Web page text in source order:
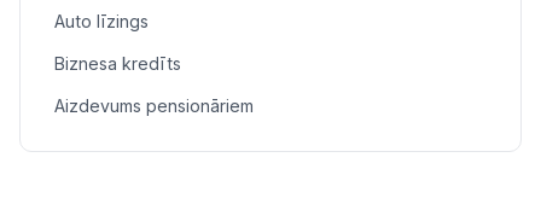
Auto līzings
Biznesa kredīts
Aizdevums pensionāriem